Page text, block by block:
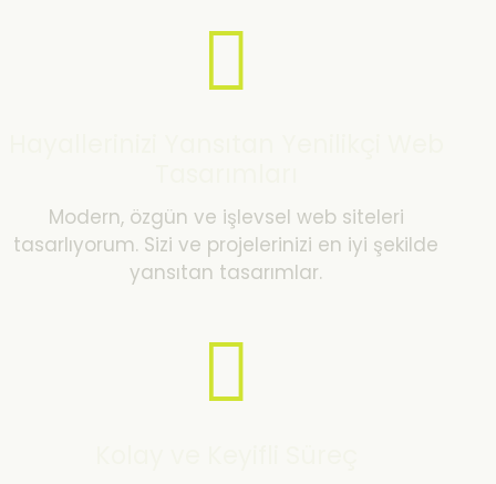
Modern, özgün ve işlevsel web siteleri
tasarlıyorum. Sizi ve projelerinizi en iyi şekilde
yansıtan tasarımlar.